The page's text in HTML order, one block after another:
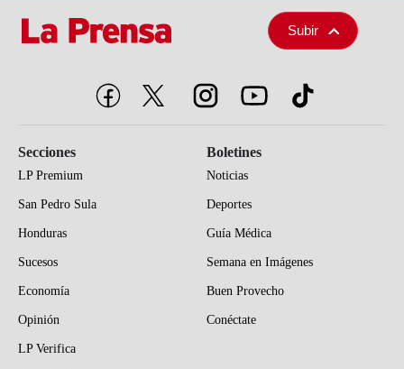
Subir
Secciones
LP Premium
San Pedro Sula
Honduras
Sucesos
Economía
Opinión
LP Verifica
Boletines
Noticias
Deportes
Guía Médica
Semana en Imágenes
Buen Provecho
Conéctate